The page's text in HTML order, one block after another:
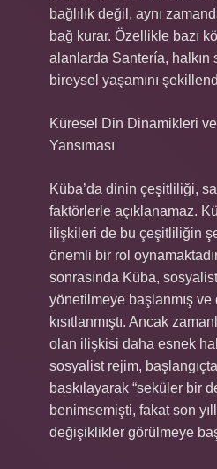
bağlılık değil, aynı
bağ kurar. Özellikle bazı
alanlarda Santería, halkın
bireysel yaşamını
Küresel Din Dinamikleri ve
Yansıması
Küba’da dinin çeşitliliği,
faktörlerle açıklanamaz.
ilişkileri de bu çeşitliliğin
önemli bir rol
sonrasında Küba,
yönetilmeye başlanmış
kısıtlanmıştı. Ancak
olan ilişkisi daha esnek
sosyalist rejim,
baskılayarak “seküler bir
benimsemişti, fakat son
değişiklikler görülmeye